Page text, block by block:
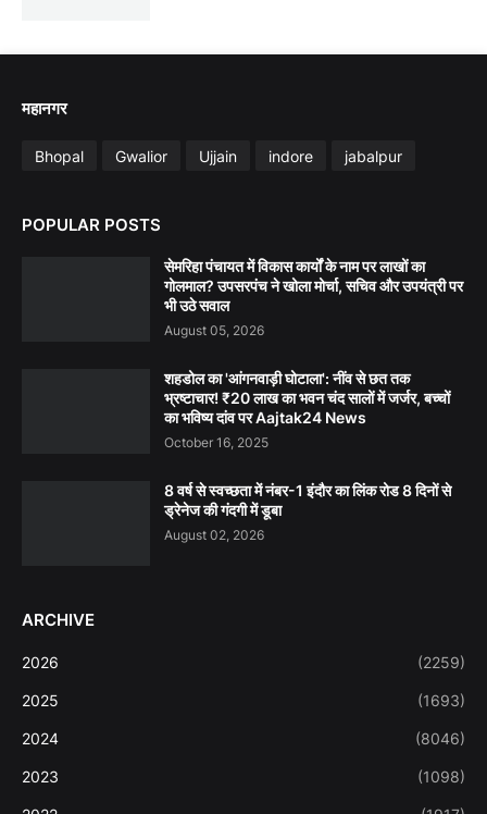
महानगर
Bhopal Gwalior Ujjain indore jabalpur
POPULAR POSTS
सेमरिहा पंचायत में विकास कार्यों के नाम पर लाखों का
गोलमाल? उपसरपंच ने खोला मोर्चा, सचिव और उपयंत्री पर
भी उठे सवाल
August 05, 2026
शहडोल का 'आंगनवाड़ी घोटाला': नींव से छत तक
भ्रष्टाचार! ₹20 लाख का भवन चंद सालों में जर्जर, बच्चों
का भविष्य दांव पर Aajtak24 News
October 16, 2025
8 वर्ष से स्वच्छता में नंबर-1 इंदौर का लिंक रोड 8 दिनों से
ड्रेनेज की गंदगी में डूबा
August 02, 2026
ARCHIVE
2026 (2259)
2025 (1693)
2024 (8046)
2023 (1098)